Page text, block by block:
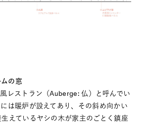
の窓
レストラン（Auberge: 仏）と呼んでい
は暖炉が設えてあり、その斜め向かい
えているヤシの木が家主のごとく鎮座